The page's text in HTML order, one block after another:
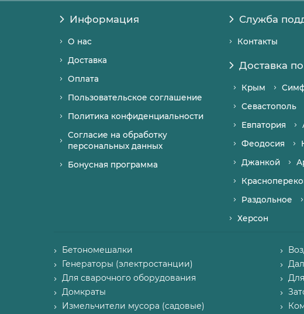
Информация
О нас
Доставка
Оплата
Пользовательское соглашение
Политика конфиденциальности
Согласие на обработку
персональных данных
Бонусная программа
Служба
Контакты
Доставка
Крым
Севастополь
Евпатория
Феодосия
Джанкой
Раздольное
Херсон
Бетономешалки
Генераторы (электростанции)
Для сварочного оборудования
Домкраты
Измельчители мусора (садовые)